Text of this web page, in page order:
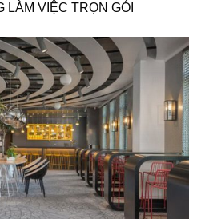
VIỆC TRỌN GÓI